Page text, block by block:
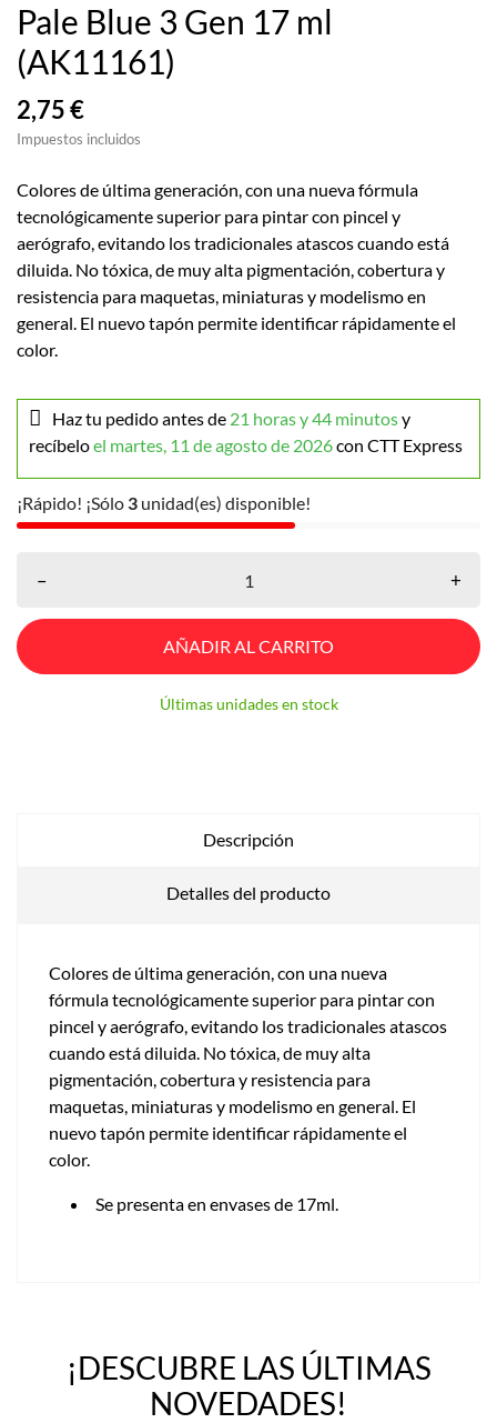
Pale Blue 3 Gen 17 ml
(AK11161)
2,75 €
Impuestos incluidos
Colores de última generación, con una nueva fórmula
tecnológicamente superior para pintar con pincel y
aerógrafo, evitando los tradicionales atascos cuando está
diluida. No tóxica, de muy alta pigmentación, cobertura y
resistencia para maquetas, miniaturas y modelismo en
general. El nuevo tapón permite identificar rápidamente el
color.
Haz tu pedido antes de 21 horas y 44 minutosy
recíbeloel martes, 11 de agosto de 2026con CTT Express
¡Rápido! ¡Sólo 3 unidad(es) disponible!
– +
AÑADIR AL CARRITO
Últimas unidades en stock
Descripción
Detalles del producto
Colores de última generación, con una nueva
fórmula tecnológicamente superior para pintar con
pincel y aerógrafo, evitando los tradicionales atascos
cuando está diluida. No tóxica, de muy alta
pigmentación, cobertura y resistencia para
maquetas, miniaturas y modelismo en general. El
nuevo tapón permite identificar rápidamente el
color.
Se presenta en envases de 17ml.
¡DESCUBRE LAS ÚLTIMAS
NOVEDADES!